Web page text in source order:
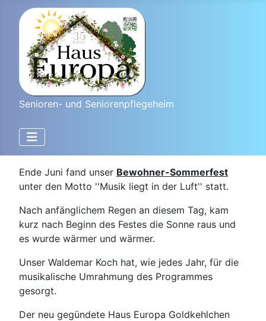
Senioren- und Seniorenpflegeheim
Ende Juni fand unser Bewohner-Sommerfest
unter den Motto ''Musik liegt in der Luft'' statt.
Nach anfänglichem Regen an diesem Tag, kam
kurz nach Beginn des Festes die Sonne raus und
es wurde wärmer und wärmer.
Unser Waldemar Koch hat, wie jedes Jahr, für die
musikalische Umrahmung des Programmes
gesorgt.
Der neu gegündete Haus Europa Goldkehlchen